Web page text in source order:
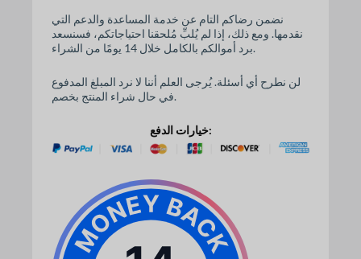
نضمن رضاكم التام عن خدمة المساعدة والدعم التي
نقدمها. ومع ذلك، إذا لم يُلبِّ مُلحقنا احتياجاتكم، فسنسعد
برد أموالكم بالكامل خلال 14 يومًا من الشراء.
لن نطرح أي أسئلة. يُرجى العلم أننا لا نرد المبلغ المدفوع
في حال شراء المنتج بخصم.
خيارات الدفع: